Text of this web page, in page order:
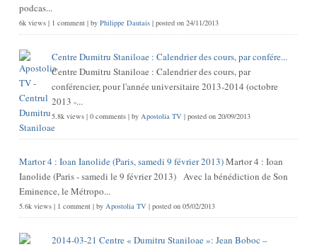
podcas...
6k views| 1 comment| by Philippe Dautais| posted on 24/11/2013
Centre Dumitru Staniloae : Calendrier des cours, par confére...
Centre Dumitru Staniloae : Calendrier des cours, par
conférencier, pour l'année universitaire 2013-2014 (octobre
2013 -...
5.8k views| 0 comments| by Apostolia TV | posted on 20/09/2013
Martor 4 : Ioan Ianolide (Paris, samedi 9 février 2013)Martor 4 : Ioan
Ianolide (Paris - samedi le 9 février 2013) Avec la bénédiction de Son
Eminence, le Métropo...
5.6k views| 1 comment| by Apostolia TV | posted on 05/02/2013
2014-03-21 Centre « Dumitru Staniloae »: Jean Boboc –